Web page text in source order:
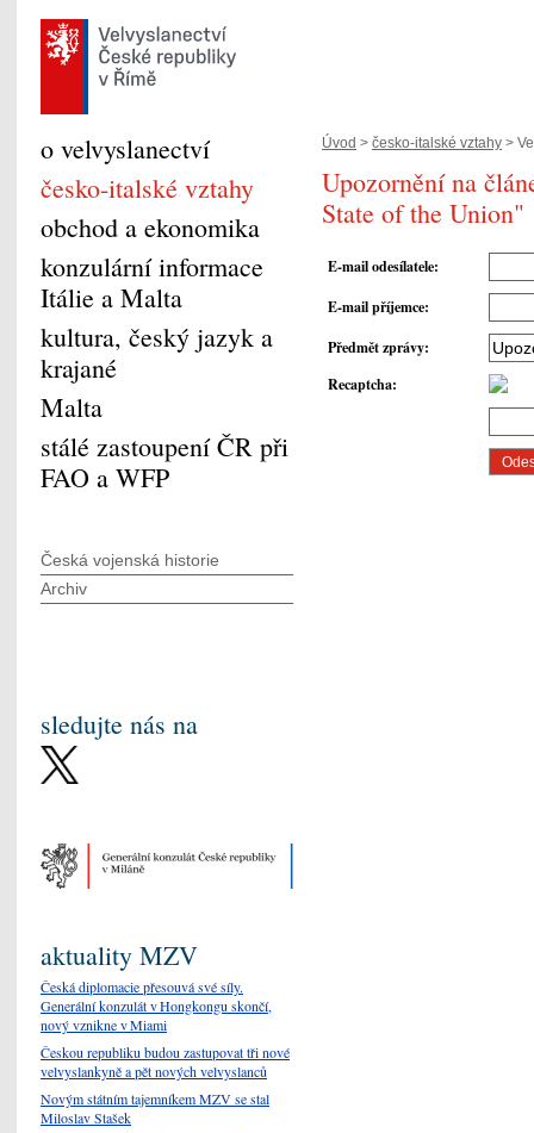
Úvod > česko-italské vztahy >
Upozornění na
State of the Union"
E-mail odesílatele:
E-mail příjemce:
Předmět zprávy:
Recaptcha:
o velvyslanectví
česko-italské vztahy
obchod a ekonomika
konzulární informace
Itálie a Malta
kultura, český jazyk a
krajané
Malta
stálé zastoupení ČR při
FAO a WFP
Česká vojenská historie
Archiv
sledujte nás na
aktuality MZV
Česká diplomacie přesouvá své síly.
Generální konzulát v Hongkongu skončí,
nový vznikne v Miami
Českou republiku budou zastupovat tři nové
velvyslankyně a pět nových velvyslanců
Novým státním tajemníkem MZV se stal
Miloslav Stašek